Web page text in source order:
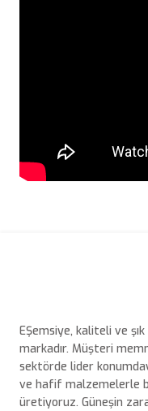
Ürün bilgilerinde
Ürün fiyatı diğer
Bu ürüne benzer farklı
EŞemsiye, kaliteli ve
markadır. Müşteri
sektörde lider
ve hafif malzemelerle
üretiyoruz. Güneşin